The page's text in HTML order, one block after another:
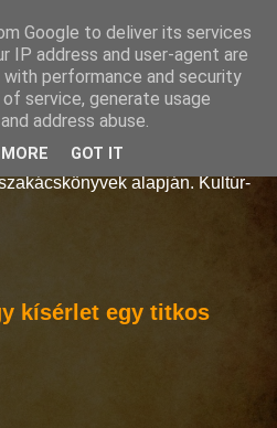
konyhaművészete a
idők receptjei kelnek új életre a
keze alatt, a Storno
alapján. Kultúr-
kísérlet egy titkos
Google to deliver its services
IP address and user-agent are
performance and security
service, generate usage
address abuse.
GOT IT